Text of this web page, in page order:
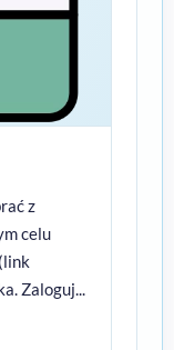
z
celu
Zaloguj...